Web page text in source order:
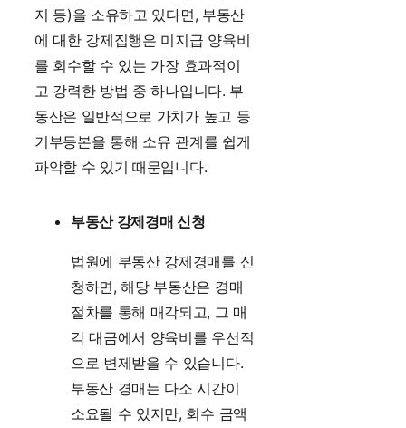
지 등)을 소유하고 있다면, 부동산
에 대한 강제집행은 미지급 양육비
를 회수할 수 있는 가장 효과적이
고 강력한 방법 중 하나입니다. 부
동산은 일반적으로 가치가 높고 등
기부등본을 통해 소유 관계를 쉽게
파악할 수 있기 때문입니다.
부동산 강제경매 신청
법원에 부동산 강제경매를 신
청하면, 해당 부동산은 경매
절차를 통해 매각되고, 그 매
각 대금에서 양육비를 우선적
으로 변제받을 수 있습니다.
부동산 경매는 다소 시간이
소요될 수 있지만, 회수 금액